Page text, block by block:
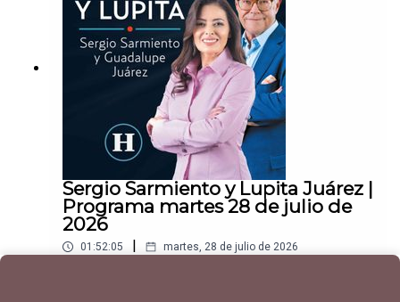
Sergio Sarmiento y Lupita Juárez |
Programa martes 28 de julio de
2026
01:52:05 martes, 28 de julio de 2026